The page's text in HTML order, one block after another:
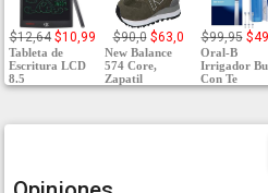
$12,64 $10,99
Tableta de
Escritura LCD
8.5
$90,0 $63,0
New Balance
574 Core,
Zapatil
$99,95
Oral-B
Irrigador
Con Te